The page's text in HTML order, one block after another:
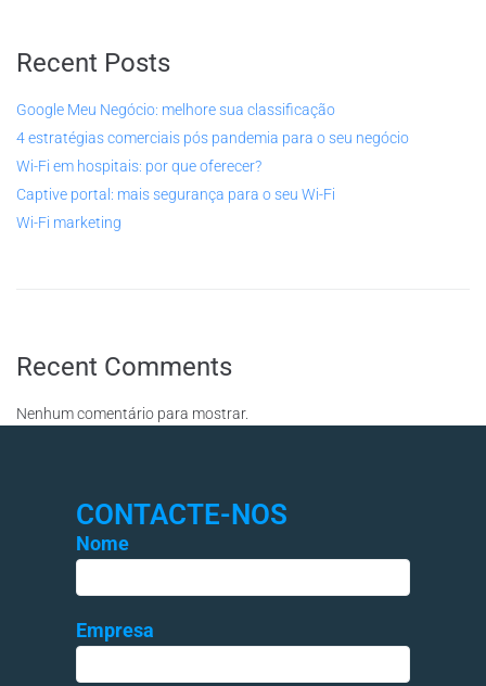
Recent Posts
Google Meu Negócio: melhore sua classificação
4 estratégias comerciais pós pandemia para o seu negócio
Wi-Fi em hospitais: por que oferecer?
Captive portal: mais segurança para o seu Wi-Fi
Wi-Fi marketing
Recent Comments
Nenhum comentário para mostrar.
CONTACTE-NOS
Nome
Empresa